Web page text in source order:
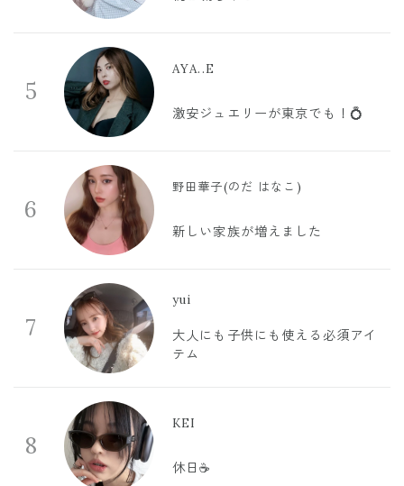
5
AYA..E
激安ジュエリーが東京でも！💍
6
野田華子(のだ はなこ)
新しい家族が増えました
7
yui
大人にも子供にも使える必須アイ
テム
8
KEI
休日☕️